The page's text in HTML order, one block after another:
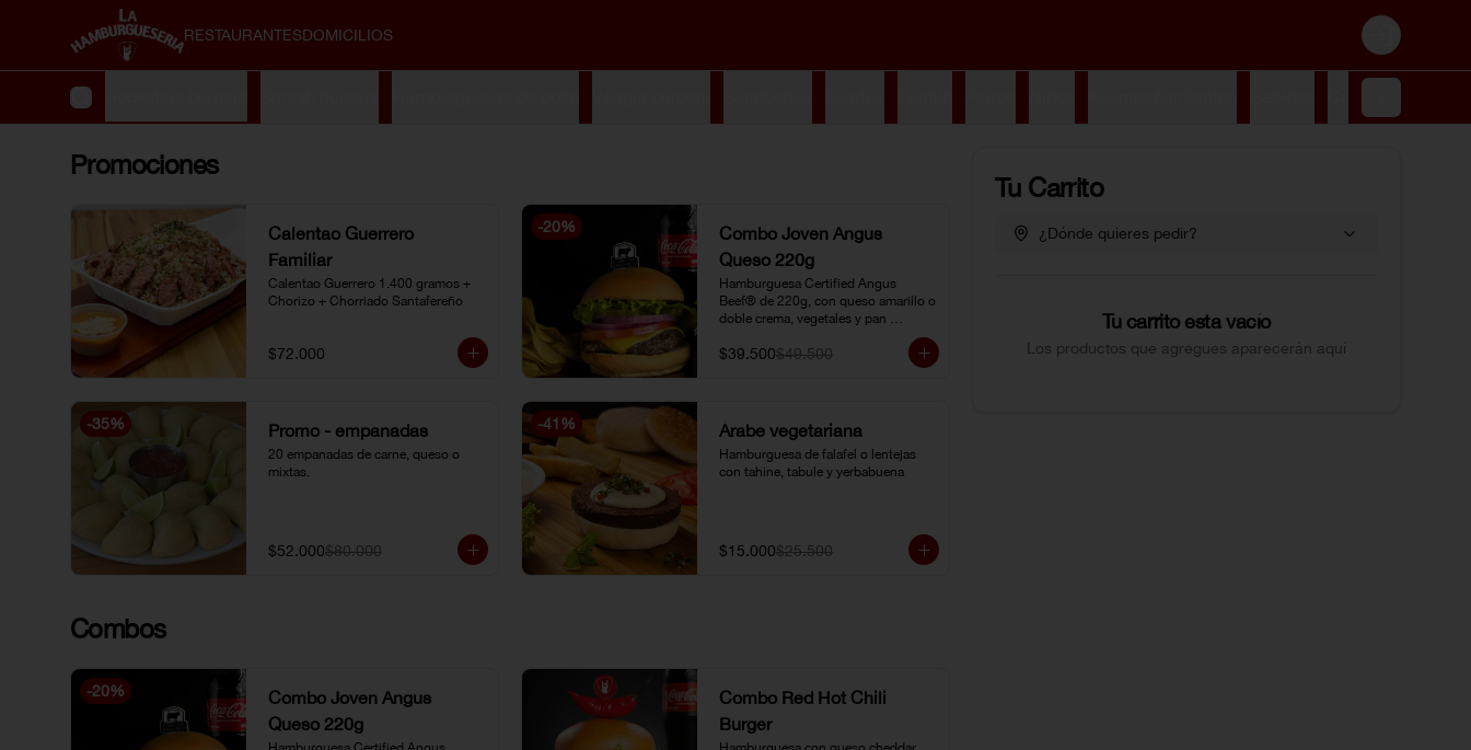
RESTAURANTESDOMICILIOS
Login
especiales
Promociones
Calentao Guerrero
Familiar
Calentao Guerrero 1.400 gramos +
Chorizo + Chorriado Santafereño
$72.000
-20%
Combo Joven Angus
Queso 220g
Hamburguesa Certified Angus
Beef® de 220g, con queso amarillo o
doble crema, vegetales y pan
brioche, acompañada de papa chip o
papa francesa y gaseosa o limonada
$39.500$49.500
-35% Promo - empanadas
20 empanadas de carne, queso o
mixtas.
$52.000$80.000
-41 % Árabe vegetariana
Hamburguesa de falafel o lentejas
con tahine, tabule y yerbabuena
$15.000$25.500
Combos
-20%
Combo Joven Angus
Queso 220g
Combo Red Hot Chili
Burger
Tu Carrito
¿Dónde quieres pedir?
Tu carrito esta vacío
Los productos que agregues aparecerán aquí